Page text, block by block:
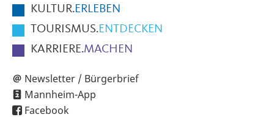
KULTUR.ERLEBEN
TOURISMUS.ENTDECKEN
KARRIERE.MACHEN
Newsletter / Bürgerbrief
Mannheim-App
Facebook